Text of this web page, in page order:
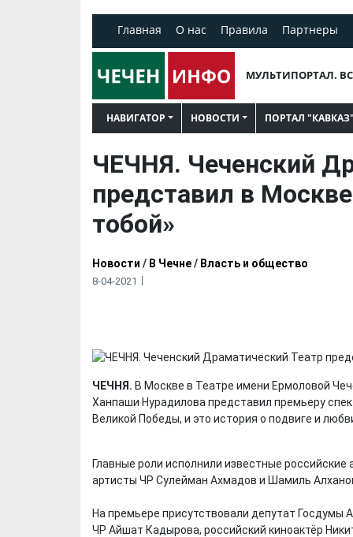
Главная О нас Правила Партнеры
МУЛЬТИПОРТАЛ.
НАВИГАТОР НОВОСТИ ПОРТАЛ "КАВКАЗ"
ЧЕЧНЯ. Чеченский
представил в
тобой»
Новости / В Чечне/ Власть и общество
8-04-2021
ЧЕЧНЯ. В Москве в Театре имени Ермоловой
Ханпаши Нурадилова представил премьеру
Великой Победы, и это история о подвиге и
Главные роли исполнили известные
артисты ЧР Сулейман Ахмадов и Шамиль
На премьере присутствовали депутат
ЧР Айшат Кадырова, российский киноактёр